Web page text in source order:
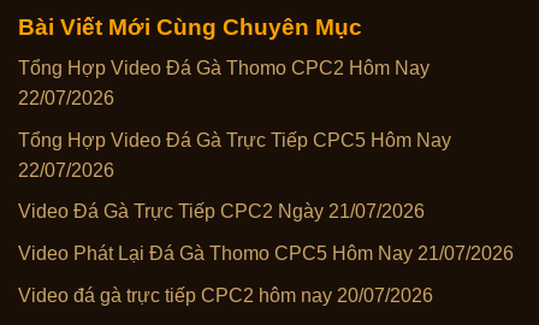
Bài Viết Mới Cùng Chuyên Mục
Tổng Hợp Video Đá Gà Thomo CPC2 Hôm Nay
22/07/2026
Tổng Hợp Video Đá Gà Trực Tiếp CPC5 Hôm Nay
22/07/2026
Video Đá Gà Trực Tiếp CPC2 Ngày 21/07/2026
Video Phát Lại Đá Gà Thomo CPC5 Hôm Nay 21/07/2026
Video đá gà trực tiếp CPC2 hôm nay 20/07/2026